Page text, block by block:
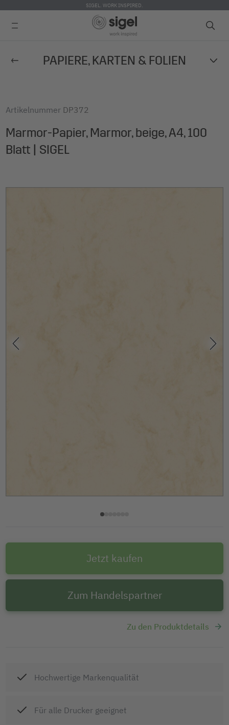
zum
SIGEL. WORK INSPIRED.
PAPIERE, KARTEN & FOLIEN
Artikelnummer DP372
Marmor-Papier, Marmor, beige, A4, 100
Blatt | SIGEL
Hochwertige Markenqualität
Für alle Drucker geeignet
Jetzt kaufen
Zum Handelspartner
Zu den Produktdetails